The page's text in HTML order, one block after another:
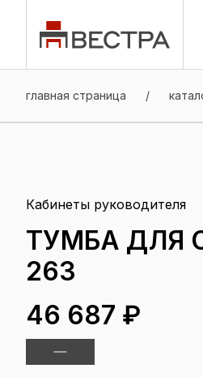
главная страница /
Кабинеты руководителя
ТУМБА ДЛЯ
263
46 687 ₽